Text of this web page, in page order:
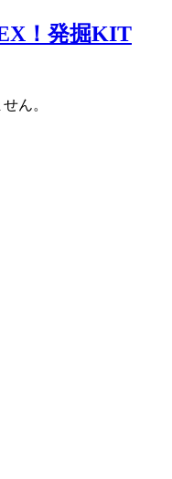
！発掘KIT
ん。